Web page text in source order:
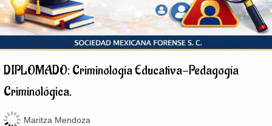
DIPLOMADO: Criminología Educativa-Pedagogía
Criminológica.
Maritza Mendoza